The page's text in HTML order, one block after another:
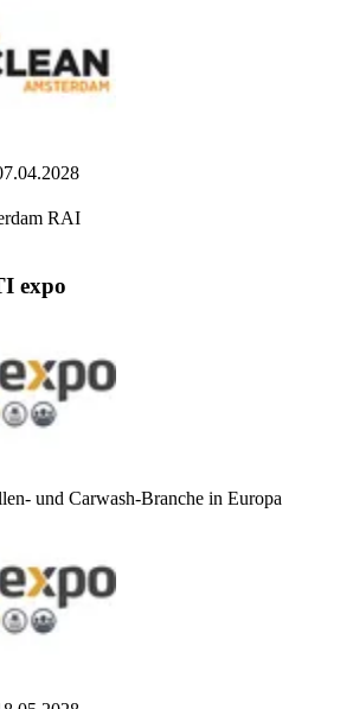
RAI
expo
und Carwash-Branche in Europa